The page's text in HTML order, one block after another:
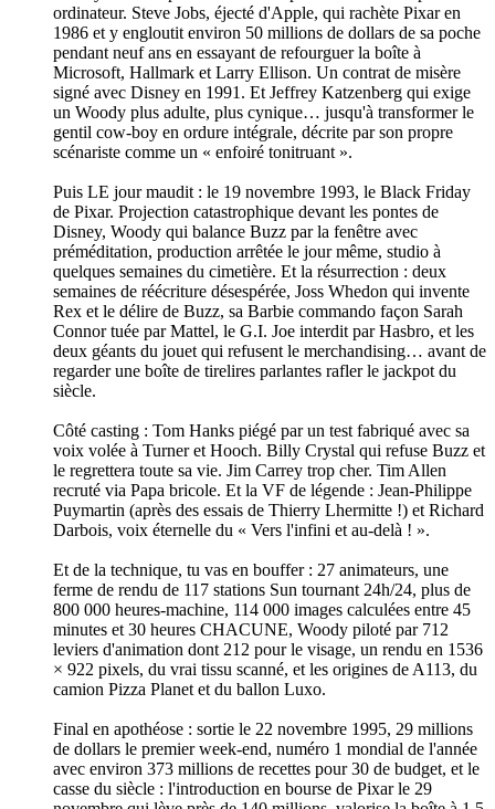
ordinateur. Steve Jobs, éjecté d'Apple, qui rachète Pixar en
1986 et y engloutit environ 50 millions de dollars de sa poche
pendant neuf ans en essayant de refourguer la boîte à
Microsoft, Hallmark et Larry Ellison. Un contrat de misère
signé avec Disney en 1991. Et Jeffrey Katzenberg qui exige
un Woody plus adulte, plus cynique… jusqu'à transformer le
gentil cow-boy en ordure intégrale, décrite par son propre
scénariste comme un « enfoiré tonitruant ».
Puis LE jour maudit : le 19 novembre 1993, le Black Friday
de Pixar. Projection catastrophique devant les pontes de
Disney, Woody qui balance Buzz par la fenêtre avec
préméditation, production arrêtée le jour même, studio à
quelques semaines du cimetière. Et la résurrection : deux
semaines de réécriture désespérée, Joss Whedon qui invente
Rex et le délire de Buzz, sa Barbie commando façon Sarah
Connor tuée par Mattel, le G.I. Joe interdit par Hasbro, et les
deux géants du jouet qui refusent le merchandising… avant de
regarder une boîte de tirelires parlantes rafler le jackpot du
siècle.
Côté casting : Tom Hanks piégé par un test fabriqué avec sa
voix volée à Turner et Hooch. Billy Crystal qui refuse Buzz et
le regrettera toute sa vie. Jim Carrey trop cher. Tim Allen
recruté via Papa bricole. Et la VF de légende : Jean-Philippe
Puymartin (après des essais de Thierry Lhermitte !) et Richard
Darbois, voix éternelle du « Vers l'infini et au-delà ! ».
Et de la technique, tu vas en bouffer : 27 animateurs, une
ferme de rendu de 117 stations Sun tournant 24h/24, plus de
800 000 heures-machine, 114 000 images calculées entre 45
minutes et 30 heures CHACUNE, Woody piloté par 712
leviers d'animation dont 212 pour le visage, un rendu en 1536
× 922 pixels, du vrai tissu scanné, et les origines de A113, du
camion Pizza Planet et du ballon Luxo.
Final en apothéose : sortie le 22 novembre 1995, 29 millions
de dollars le premier week-end, numéro 1 mondial de l'année
avec environ 373 millions de recettes pour 30 de budget, et le
casse du siècle : l'introduction en bourse de Pixar le 29